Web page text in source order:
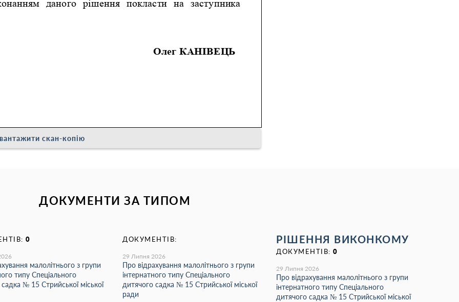
скан-копію
ДОКУМЕНТИ ЗА ТИПОМ
0
малолітнього з групи
типу Спеціального
№ 15 Стрийської міської
ДОКУМЕНТІВ:
29 Липня 2026
Про відрахування малолітнього з групи
інтернатного типу Спеціального
дитячого садка № 15 Стрийської міської
ради
РІШЕННЯ ВИКОНКОМУ
ДОКУМЕНТІВ: 0
29 Липня 2026
Про відрахування малолітнього з групи
інтернатного типу Спеціального
дитячого садка № 15 Стрийської міської